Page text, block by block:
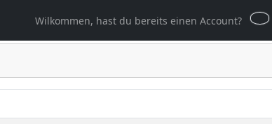
Wilkommen, hast du bereits einen Account?